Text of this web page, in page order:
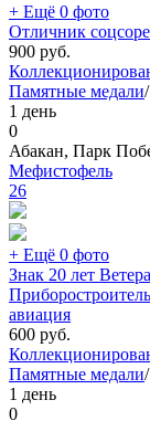
+ Ещё 0 фото
Отличник
900 руб.
Памятные медали/
1 день
0
Абакан, Парк
Мефистофель
26
+ Ещё 0 фото
Знак 20 лет
авиация
600 руб.
Памятные медали/
1 день
0